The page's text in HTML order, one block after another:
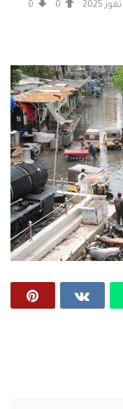
0
0